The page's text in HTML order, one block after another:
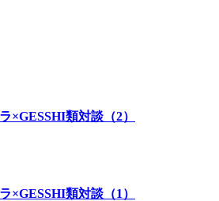
×GESSHI類対談（2）
×GESSHI類対談（1）